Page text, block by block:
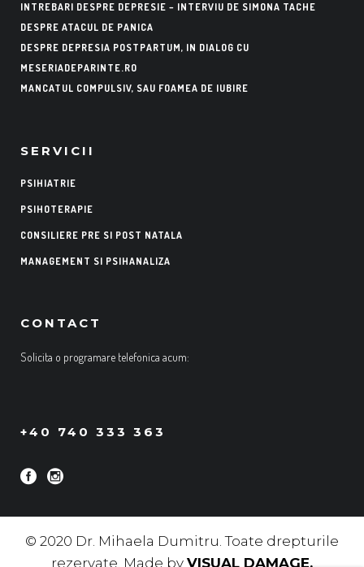
INTREBARI DESPRE DEPRESIE – INTERVIU DE SIMONA TACHE
DESPRE ATACUL DE PANICA
DESPRE DEPRESIA POSTPARTUM, IN DIALOG CU
MESERIADEPARINTE.RO
MANCATUL COMPULSIV, SAU FOAMEA DE IUBIRE
SERVICII
PSIHIATRIE
PSIHOTERAPIE
CONSILIERE PRE SI POST NATALA
MANAGEMENT SI PSIHANALIZA
CONTACT
Solicita o programare telefonica acum:
+40 740 333 363
© 2020 Dr. Mihaela Dumitru. Toate drepturile
rezervate. Made by VISUAL DAMAGE.